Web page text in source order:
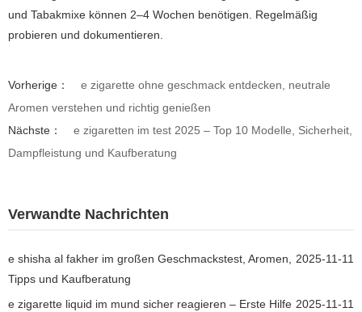
und Tabakmixe können 2–4 Wochen benötigen. Regelmäßig
probieren und dokumentieren.
Vorherige：
e zigarette ohne geschmack entdecken, neutrale
Aromen verstehen und richtig genießen
Nächste：
e zigaretten im test 2025 – Top 10 Modelle, Sicherheit,
Dampfleistung und Kaufberatung
Verwandte Nachrichten
2025-11-11
e shisha al fakher im großen Geschmackstest, Aromen,
Tipps und Kaufberatung
2025-11-11
e zigarette liquid im mund sicher reagieren – Erste Hilfe